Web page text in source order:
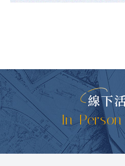
線下
In-